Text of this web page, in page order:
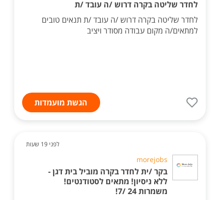
לחדר שליטה בקרה דרוש /ה עובד /ת
לחדר שליטה בקרה דרוש /ה עובד /ת תנאים טובים
למתאים/ה מקום עבודה מסודר ויציב
הגשת מועמדות
לפני 19 שעות
morejobs
בקר /ית לחדר בקרה מוביל בית דגן -
ללא ניסיון! מתאים לסטודנטים!
משמרות 24 /7!